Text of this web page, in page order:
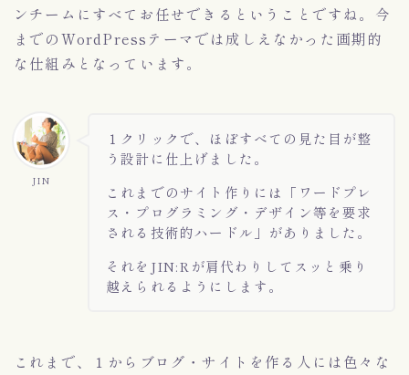
ンチームにすべてお任せできるということですね。今
までのWordPressテーマでは成しえなかった画期的
な仕組みとなっています。
JIN
１クリックで、ほぼすべての見た目が整
う設計に仕上げました。
これまでのサイト作りには「ワードプレ
ス・プログラミング・デザイン等を要求
される技術的ハードル」がありました。
それをJIN:Rが肩代わりしてスッと乗り
越えられるようにします。
これまで、１からブログ・サイトを作る人には色々な